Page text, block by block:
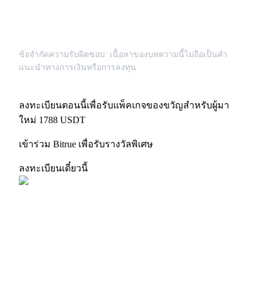
Deposit & Trade BTC to Share 25000 USDT prize pool!
Deposit CASHCAT & Win
ข้อจำกัดความรับผิดชอบ: เนื้อหาของบทความนี้ไม่ถือเป็นคำ
แนะนำทางการเงินหรือการลงทุน
ลงทะเบียนตอนนี้เพื่อรับแพ็คเกจของขวัญสำหรับผู้มา
ใหม่ 1788 USDT
เข้าร่วม Bitrue เพื่อรับรางวัลพิเศษ
ลงทะเบียนเดี๋ยวนี้